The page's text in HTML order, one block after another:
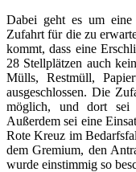
Dabei geht es um eine
Zufahrt für die zu
kommt, dass eine
28 Stellplätzen auch
Mülls, Restmüll,
ausgeschlossen. Die
möglich, und dort sei
Außerdem sei eine
Rote Kreuz im
dem Gremium, den
wurde einstimmig so